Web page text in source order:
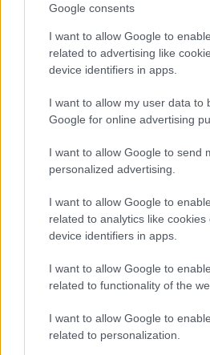
Google consents
I want to allow Google to
related to advertising like
device identifiers in apps.
I want to allow my user data to
Google for online advertising
I want to allow Google to send
personalized advertising.
I want to allow Google to
related to analytics like cookies
device identifiers in apps.
I want to allow Google to
related to functionality of the
I want to allow Google to
related to personalization.
ΕΤΙΚΕΤΕΣ Peugeot Motocycles
Προηγούμενο άρθρο
OMODA & JAECOO:
Προνομιακές παραγγελίες
μέχρι 31 Μαΐου
ΠΑΡΟΜΟΙΑ ΑΡΘΡΑ